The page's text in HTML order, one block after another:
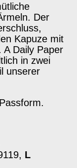
Der
Kapuze mit
A Daily Paper
in zwei
unserer
L